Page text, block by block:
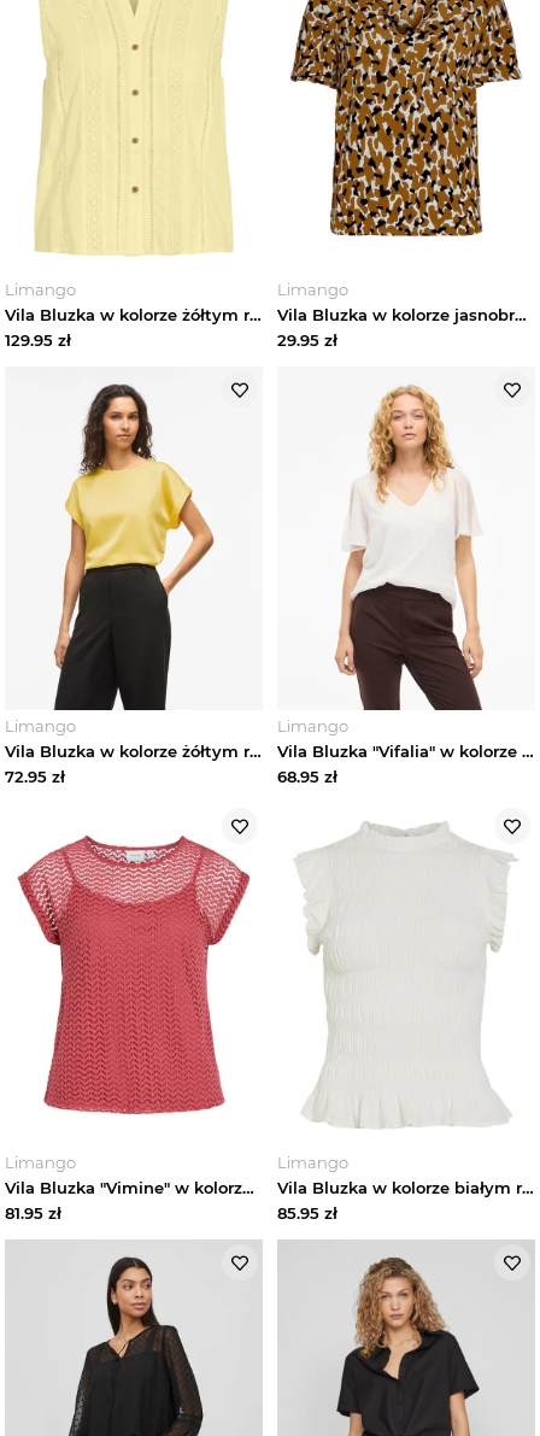
Limango
Vila Bluzka w kolorze żółtym rozmiar: 42
129.95 zł
Limango
Vila Bluzka w kolorze jasnobrązowym rozmiar: 34
29.95 zł
Limango
Vila Bluzka w kolorze żółtym rozmiar: 38
72.95 zł
Limango
Vila Bluzka "Vifalia" w kolorze białym rozmiar: 40
68.95 zł
Limango
Vila Bluzka "Vimine" w kolorze czerwonym rozmiar: XL
81.95 zł
Limango
Vila Bluzka w kolorze białym rozmiar: 38
85.95 zł